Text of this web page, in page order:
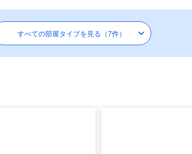
すべての部屋タイプを見る（7件）